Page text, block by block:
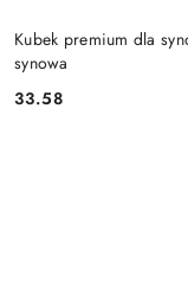
Kubek premium dla
synowa
Cena:
33.58